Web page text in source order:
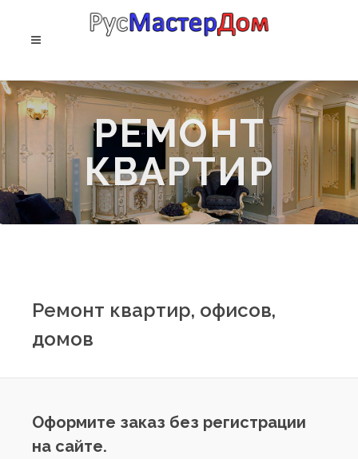
РЕМОНТ
КВАРТИР
Ремонт квартир, офисов,
домов
Оформите заказ без регистрации
на сайте.